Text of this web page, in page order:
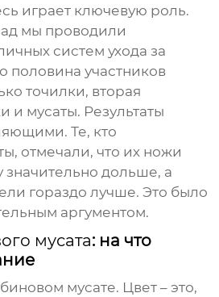
играет ключевую роль.
мы проводили
систем ухода за
участников
точилки, вторая
и мусаты. Результаты
Те, кто
отмечали, что их ножи
значительно дольше, а
гораздо лучше. Это было
аргументом.
мусата: на что
мусате. Цвет – это,